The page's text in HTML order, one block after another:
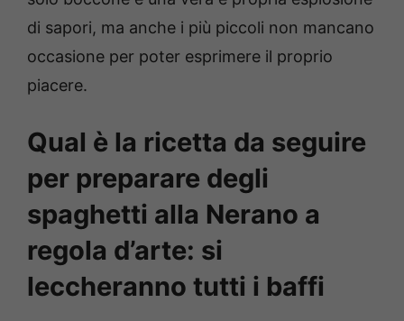
di sapori, ma anche i più piccoli non mancano
occasione per poter esprimere il proprio
piacere.
Qual è la ricetta da seguire
per preparare degli
spaghetti alla Nerano a
regola d’arte: si
leccheranno tutti i baffi